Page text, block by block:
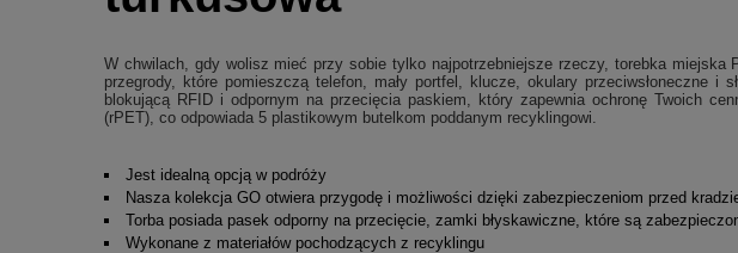
W chwilach, gdy wolisz mieć przy sobie tylko najpotrzebniejsze rzeczy, torebka miejska
przegrody, które pomieszczą telefon, mały portfel, klucze, okulary przeciwsłoneczne
blokującą RFID i odpornym na przecięcia paskiem, który zapewnia ochronę Twoich
(rPET), co odpowiada 5 plastikowym butelkom poddanym recyklingowi.
Jest idealną opcją w podróży
Nasza kolekcja GO otwiera przygodę i możliwości dzięki zabezpieczeniom przed
Torba posiada pasek odporny na przecięcie, zamki błyskawiczne, które są
Wykonane z materiałów pochodzących z recyklingu